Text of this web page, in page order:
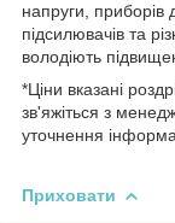
напруги, приборів
підсилювачів та
володіють
*Ціни вказані
зв'яжіться з
уточнення
Приховати